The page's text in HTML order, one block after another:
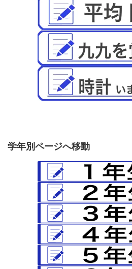
学年別ページへ移動